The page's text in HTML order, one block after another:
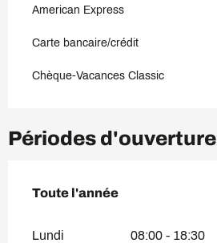
American Express
Carte bancaire/crédit
Chèque-Vacances Classic
Périodes d'ouverture
Toute l'année
Toute l'année
Lundi 08:00 - 18:30